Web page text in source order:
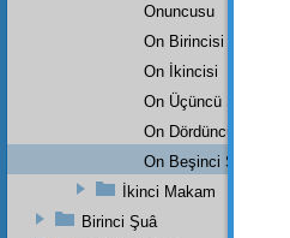
Onuncusu
On Birincisi
On İkincisi
On Üçüncü Şehadet
On Dördüncü Şehadet
On Beşinci Şehadet
İkinci Makam
Birinci Şuâ